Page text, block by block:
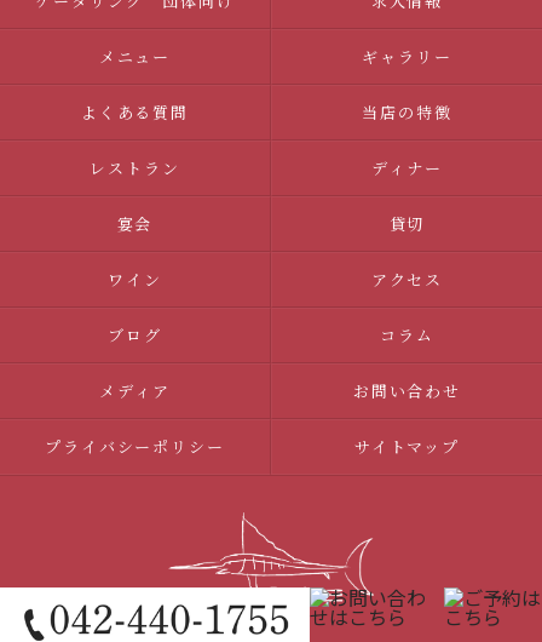
メニュー ギャラリー
よくある質問 当店の特徴
レストラン ディナー
宴会 貸切
ワイン アクセス
ブログ コラム
メディア お問い合わせ
プライバシーポリシー サイトマップ